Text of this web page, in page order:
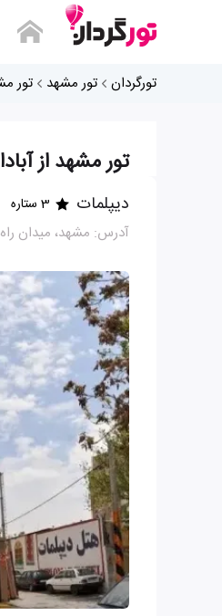
تورگردان تور مشهد تور
تور مشهد از
دیپلمات 3 ستاره
آدرس: مشهد، میدان راه